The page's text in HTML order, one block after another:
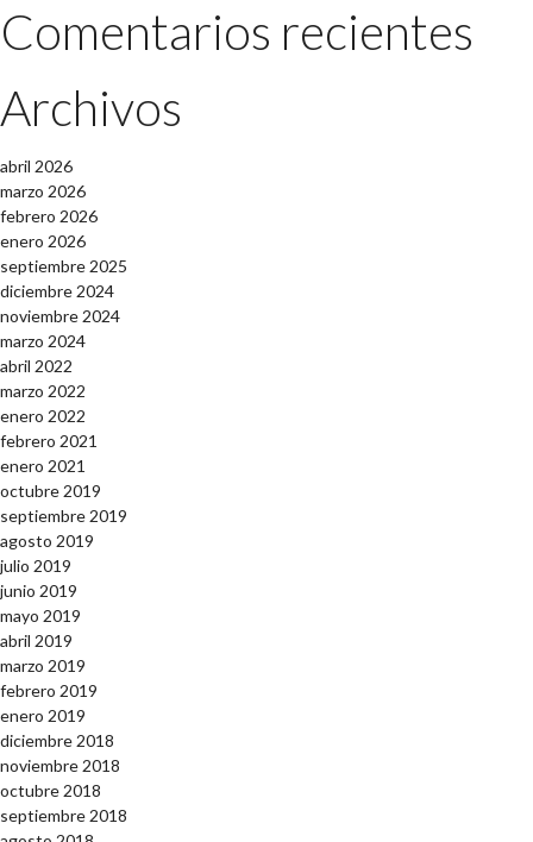
Comentarios recientes
Archivos
abril 2026
marzo 2026
febrero 2026
enero 2026
septiembre 2025
diciembre 2024
noviembre 2024
marzo 2024
abril 2022
marzo 2022
enero 2022
febrero 2021
enero 2021
octubre 2019
septiembre 2019
agosto 2019
julio 2019
junio 2019
mayo 2019
abril 2019
marzo 2019
febrero 2019
enero 2019
diciembre 2018
noviembre 2018
octubre 2018
septiembre 2018